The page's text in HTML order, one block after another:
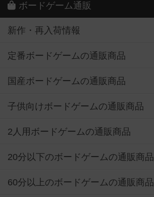
ボードゲーム通販
新作・再入荷情報
定番ボードゲームの通販商品
国産ボードゲームの通販商品
子供向けボードゲームの通販商品
2人用ボードゲームの通販商品
20分以下のボードゲームの通販商品
60分以上のボードゲームの通販商品